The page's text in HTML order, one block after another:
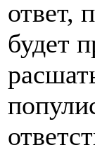
ответ,
будет